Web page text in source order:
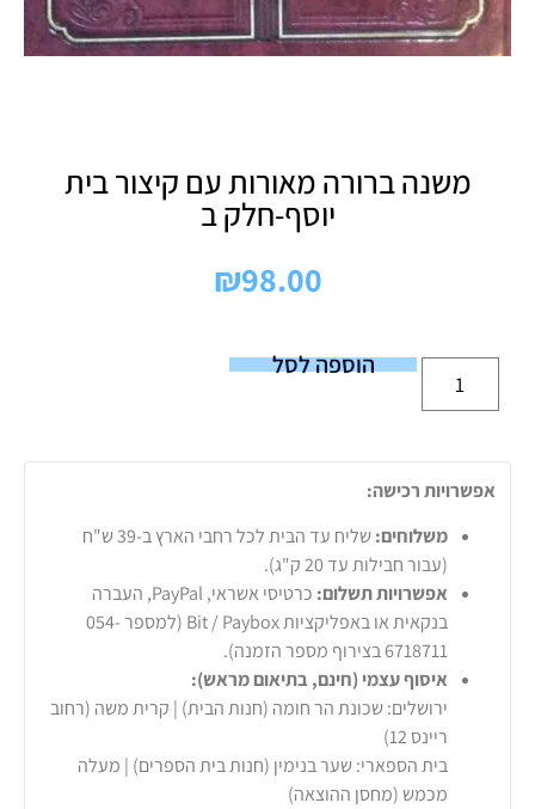
משנה ברורה מאורות עם קיצור בית
יוסף-חלק ב
₪98.00
הוספה לסל
אפשרויות רכישה:
משלוחים:
שליח עד הבית לכל רחבי הארץ ב-39 ש"ח
(עבור חבילות עד 20 ק"ג).
אפשרויות תשלום:
כרטיסי אשראי, PayPal, העברה
בנקאית או באפליקציות Bit / Paybox (למספר 054-
6718711 בצירוף מספר הזמנה).
איסוף עצמי (חינם, בתיאום מראש):
ירושלים: שכונת הר חומה (חנות הבית) | קרית משה (רחוב
ריינס 12)
בית הספארי: שער בנימין (חנות בית הספרים) | מעלה
מכמש (מחסן ההוצאה)